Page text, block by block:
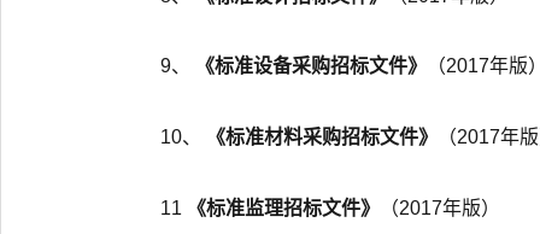
9、 《标准设备采购招标文件》 （2017年版
10、 《标准材料采购招标文件》 （2017年
11 《标准监理招标文件》 （2017年版）